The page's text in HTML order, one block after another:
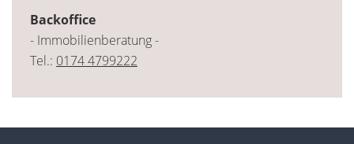
Backoffice
- Immobilienberatung -
Tel.: 0174 4799222